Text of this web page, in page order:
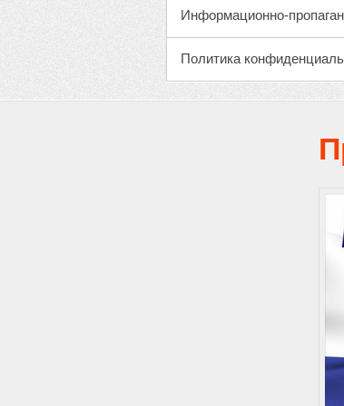
Информационно-
Политика